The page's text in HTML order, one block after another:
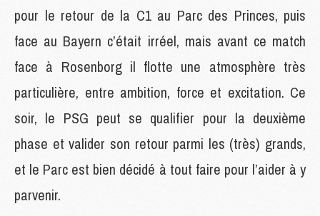
pour le retour de la C1 au Parc des Princes, puis
face au Bayern c’était irréel, mais avant ce match
face à Rosenborg il flotte une atmosphère très
particulière, entre ambition, force et excitation. Ce
soir, le PSG peut se qualifier pour la deuxième
phase et valider son retour parmi les (très) grands,
et le Parc est bien décidé à tout faire pour l’aider à y
parvenir.